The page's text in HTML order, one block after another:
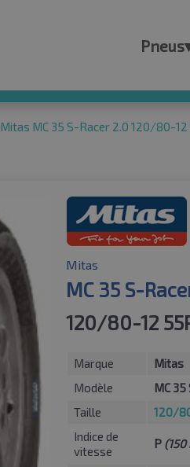
Pneus
Mitas MC 35 S-Racer 2.0 120/80-12
Mitas
MC 35 S-
120/80-12
Marque
Mitas
Modèle
MC
Taille
120/
Indice de
vitesse
P